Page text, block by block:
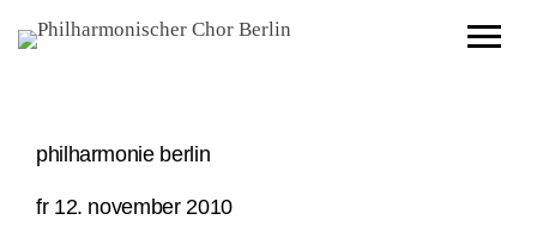
philharmonie berlin
fr 12. november 2010